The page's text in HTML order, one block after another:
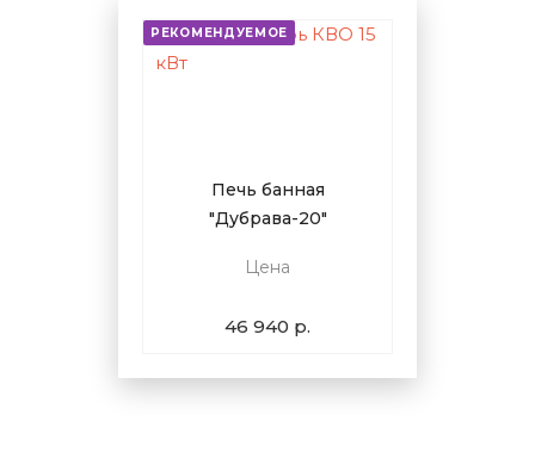
РЕКОМЕНДУЕМОЕ
Печь банная
"Дубрава-20"
Цена
46 940 р.